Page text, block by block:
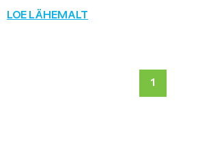
LOE LÄHEMALT
1